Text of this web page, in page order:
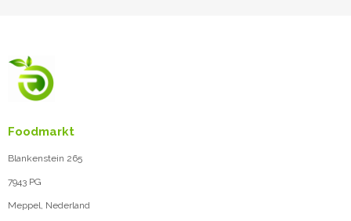
Foodmarkt
Blankenstein 265
7943 PG
Meppel, Nederland